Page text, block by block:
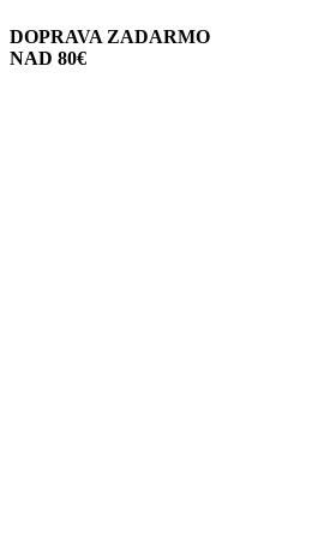
DOPRAVA ZADARMO
NAD 80€